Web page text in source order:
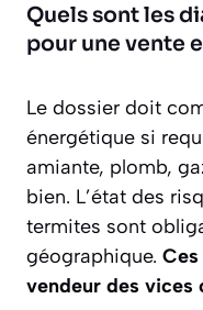
Quels sont les
pour une vente
Le dossier doit
énergétique si
amiante, plomb,
bien. L’état des
termites sont
géographique.
vendeur des vices